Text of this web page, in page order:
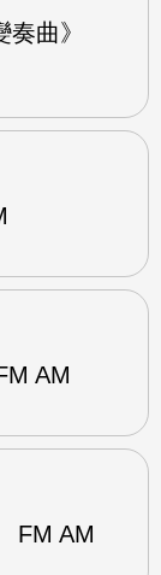
曲》
AM
FM AM